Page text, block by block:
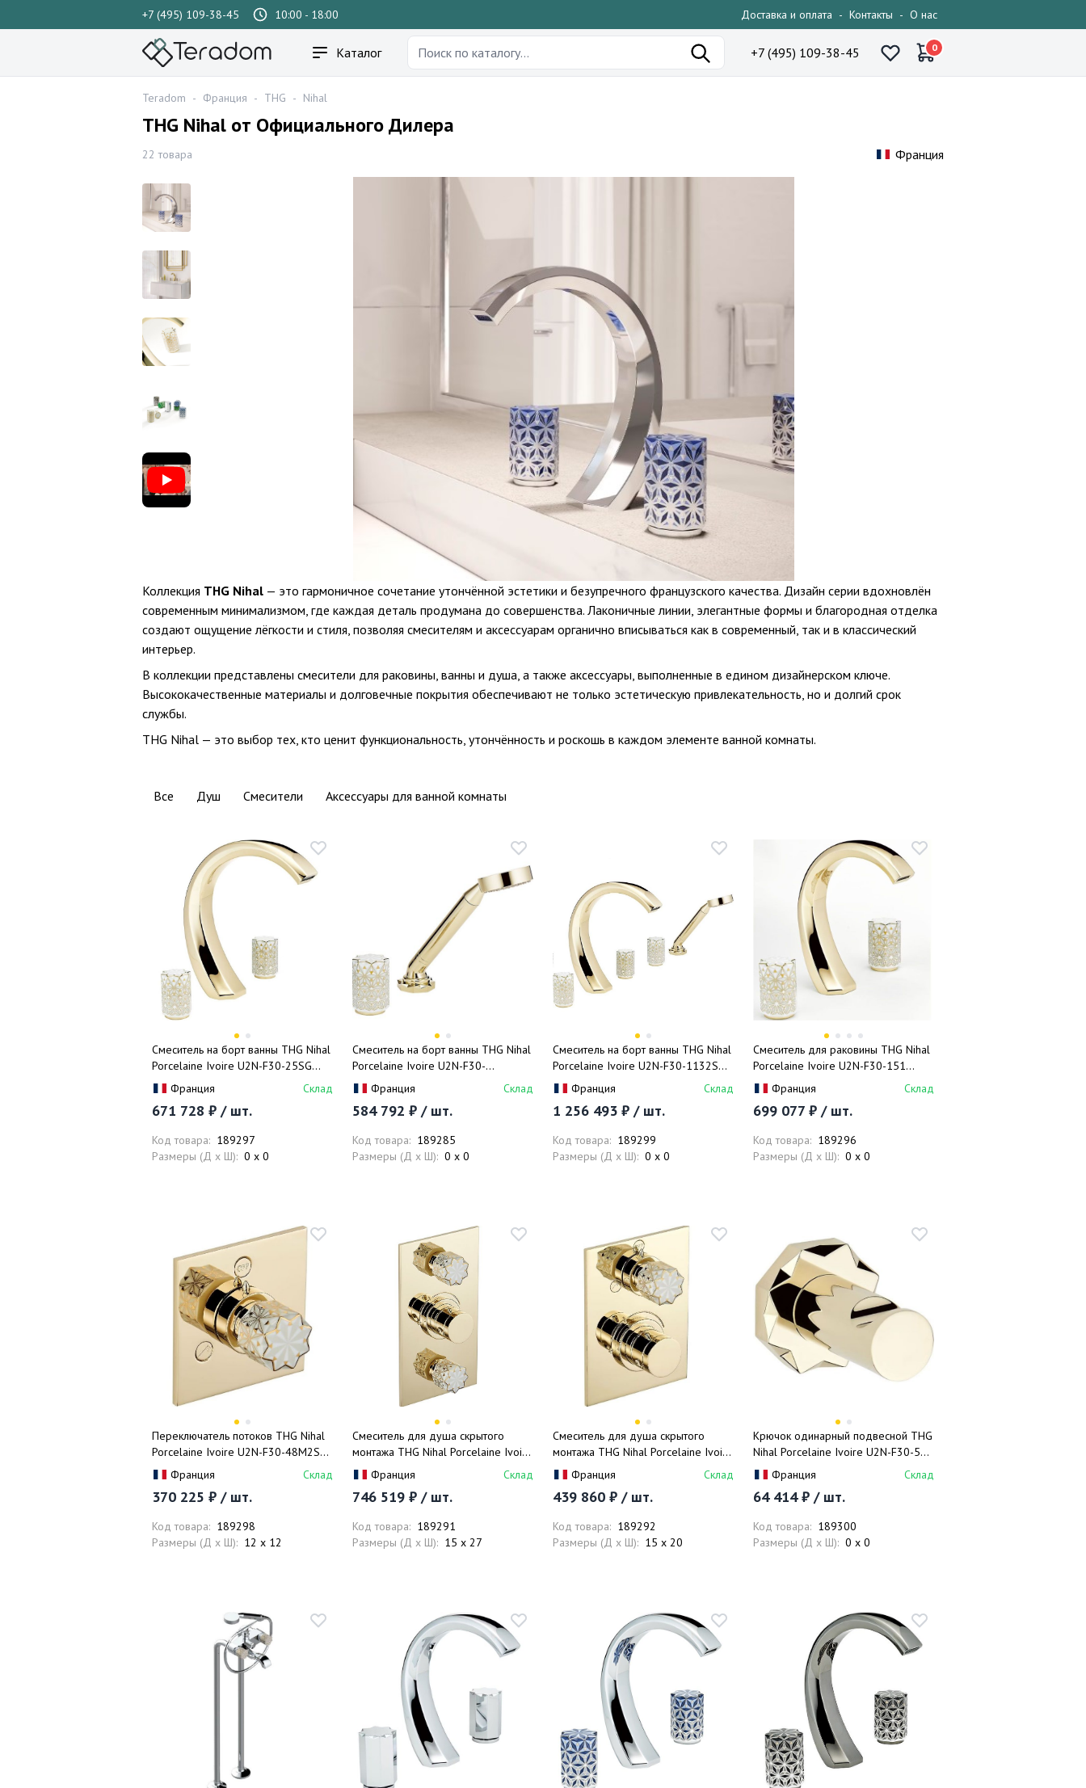
+7 (495) 109-38-45 10:00 - 18:00 Доставка и оплата - Контакты - О нас
Каталог +7 (495) 109-38-45 0
Teradom - Франция - THG - Nihal
THG Nihal от Официального Дилера
22 товара Франция
Коллекция THG Nihal — это гармоничное сочетание утончённой эстетики и безупречного французского качества. Дизайн серии вдохновлён
современным минимализмом, где каждая деталь продумана до совершенства. Лаконичные линии, элегантные формы и благородная отделка
создают ощущение лёгкости и стиля, позволяя смесителям и аксессуарам органично вписываться как в современный, так и в классический
интерьер.
В коллекции представлены смесители для раковины, ванны и душа, а также аксессуары, выполненные в едином дизайнерском ключе.
Высококачественные материалы и долговечные покрытия обеспечивают не только эстетическую привлекательность, но и долгий срок
службы.
THG Nihal — это выбор тех, кто ценит функциональность, утончённость и роскошь в каждом элементе ванной комнаты.
Все Душ Смесители Аксессуары для ванной комнаты
Смеситель на борт ванны THG Nihal
Porcelaine Ivoire U2N-F30-25SG
(золотой, айвори), без ручного
душа
Франция Склад
671 728 ₽ / шт.
Код товара: 189297
Размеры (Д x Ш): 0 x 0
Смеситель на борт ванны THG Nihal
Porcelaine Ivoire U2N-F30-
6532/60A (золотой, айвори),
прогрессивный, без излива
Франция Склад
584 792 ₽ / шт.
Код товара: 189285
Размеры (Д x Ш): 0 x 0
Смеситель на борт ванны THG Nihal
Porcelaine Ivoire U2N-F30-1132SG
(золотой, айвори), с ручным душем
Франция Склад
1 256 493 ₽ / шт.
Код товара: 189299
Размеры (Д x Ш): 0 x 0
Смеситель для раковины THG Nihal
Porcelaine Ivoire U2N-F30-151
(золотой, айвори), с донным
клапаном
Франция Склад
699 077 ₽ / шт.
Код товара: 189296
Размеры (Д x Ш): 0 x 0
Переключатель потоков THG Nihal
Porcelaine Ivoire U2N-F30-48M2SB
(золотой, айвори), на 3 источника
Франция Склад
370 225 ₽ / шт.
Код товара: 189298
Размеры (Д x Ш): 12 x 12
Смеситель для душа скрытого
монтажа THG Nihal Porcelaine Ivoire
U2N-F30-5400BE (золотой, айвори),
с термостатом, на 2 источника
Франция Склад
746 519 ₽ / шт.
Код товара: 189291
Размеры (Д x Ш): 15 x 27
Смеситель для душа скрытого
монтажа THG Nihal Porcelaine Ivoire
U2N-F30-5500BE (золотой, айвори),
с термостатом, на 2 источника
Франция Склад
439 860 ₽ / шт.
Код товара: 189292
Размеры (Д x Ш): 15 x 20
Крючок одинарный подвесной THG
Nihal Porcelaine Ivoire U2N-F30-517
(золотой)Франция Склад
64 414 ₽ / шт.
Код товара: 189300
Размеры (Д x Ш): 0 x 0